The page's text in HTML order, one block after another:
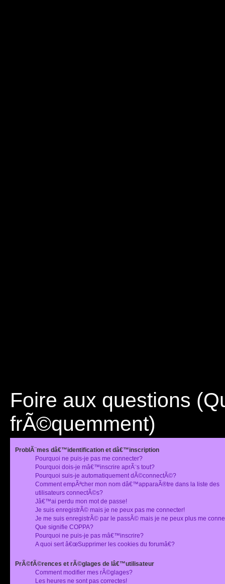
Foire aux questions
frÃ©quemment)
ProblÃ¨mes dâ€™identification et dâ€™inscription
Pourquoi ne puis-je pas me connecter?
Pourquoi dois-je mâ€™inscrire aprÃ¨s tout?
Pourquoi suis-je automatiquement dÃ©connectÃ©?
Comment empÃªcher mon nom dâ€™apparaÃ®tre dans la liste des
utilisateurs connectÃ©s?
Jâ€™ai perdu mon mot de passe!
Je suis enregistrÃ© mais je ne peux pas me connecter!
Je me suis enregistrÃ© par le passÃ© mais je ne peux plus me
Que signifie COPPA?
Pourquoi ne puis-je pas mâ€™inscrire?
A quoi sert â€œSupprimer les cookies du forumâ€?
PrÃ©fÃ©rences et rÃ©glages de lâ€™utilisateur
Comment modifier mes rÃ©glages?
Les heures ne sont pas correctes!